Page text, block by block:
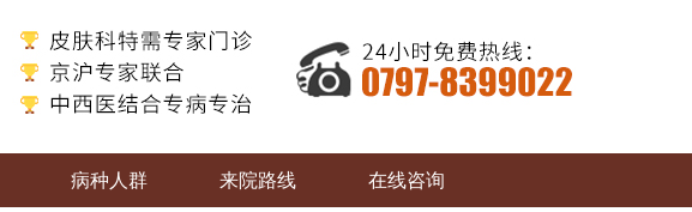
病种人群 来院路线 在线咨询